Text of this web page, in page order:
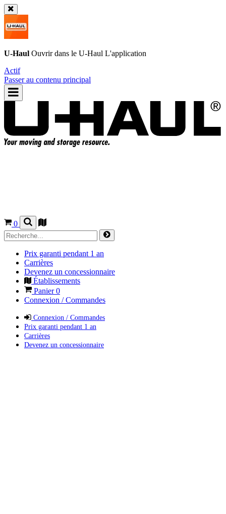
U-Haul Ouvrir dans le U-Haul L'application
Actif
Passer au contenu principal
0
Prix garanti pendant 1 an
Carrières
Devenez un concessionnaire
Établissements
Panier0
Connexion / Commandes
Connexion / Commandes
Prix garanti pendant 1 an
Carrières
Devenez un concessionnaire